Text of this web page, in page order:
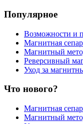
Популярное
Возможности и
Магнитная
Магнитный
Реверсивный
Уход за
Что нового?
Магнитная
Магнитный